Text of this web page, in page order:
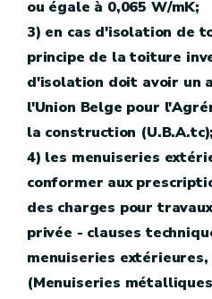
ou égale à 0,065 W/mK;
3) en cas d'isolation de
principe de la toiture
d'isolation doit avoir un
l'Union Belge pour
la construction (U.B.A.tc);
4) les menuiseries
conformer aux
des charges pour
privée - clauses
menuiseries extérieures,
(Menuiseries